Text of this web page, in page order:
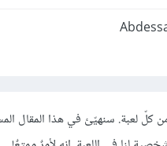
كلّ لعبة. سنهيّئ في هذا المقال